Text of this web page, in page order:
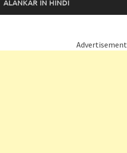
ALANKAR IN HINDI
Advertisement